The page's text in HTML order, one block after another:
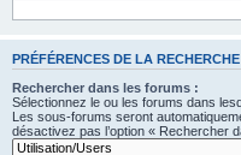
PRÉFÉRENCES DE LA RECHERCHE
Rechercher dans les forums :
Sélectionnez le ou les forums dans
Les sous-forums seront
désactivez pas l’option « Rechercher